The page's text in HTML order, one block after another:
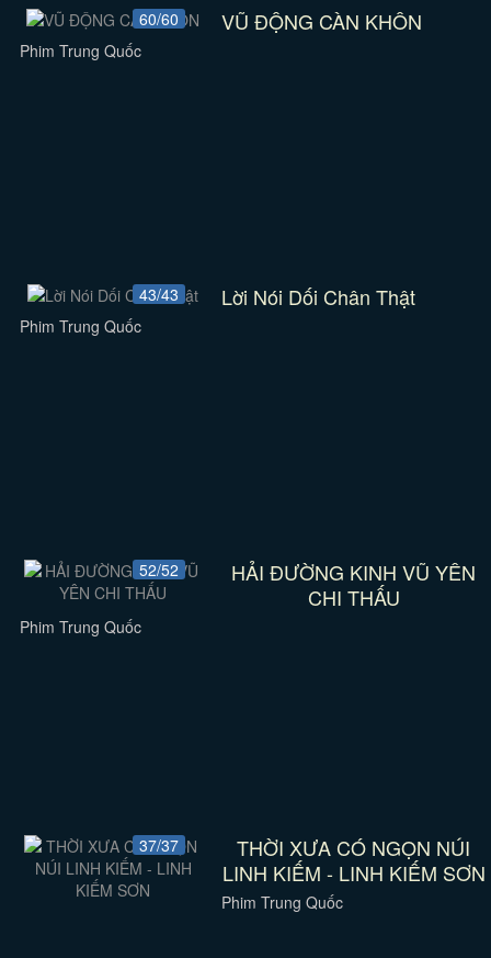
60/60 VŨ ĐỘNG CÀN KHÔN
Phim Trung Quốc
43/43 Lời Nói Dối Chân Thật
Phim Trung Quốc
52/52
HẢI ĐƯỜNG KINH VŨ YÊN
CHI THẤU
Phim Trung Quốc
37/37
THỜI XƯA CÓ NGỌN NÚI
LINH KIẾM - LINH KIẾM SƠN
Phim Trung Quốc